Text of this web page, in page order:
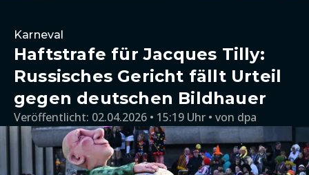
Karneval
Haftstrafe für Jacques Tilly:
Russisches Gericht fällt Urteil
gegen deutschen Bildhauer
Veröffentlicht: 02.04.2026 • 15:19 Uhr von dpa